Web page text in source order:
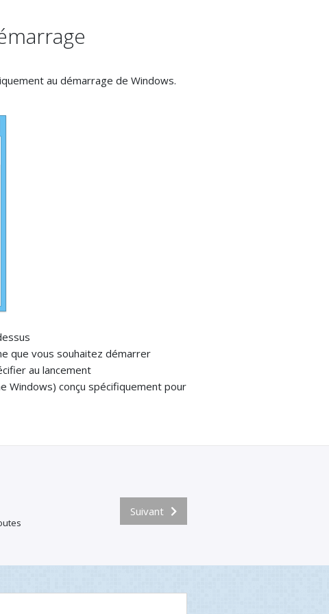
au démarrage de Windows.
que vous souhaitez démarrer
au lancement
Windows) conçu spécifiquement pour
Suivant